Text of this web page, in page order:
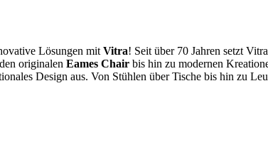
Lösungen mit Vitra! Seit über 70 Jahren setzt
originalen Eames Chair bis hin zu modernen
Design aus. Von Stühlen über Tische bis hin zu